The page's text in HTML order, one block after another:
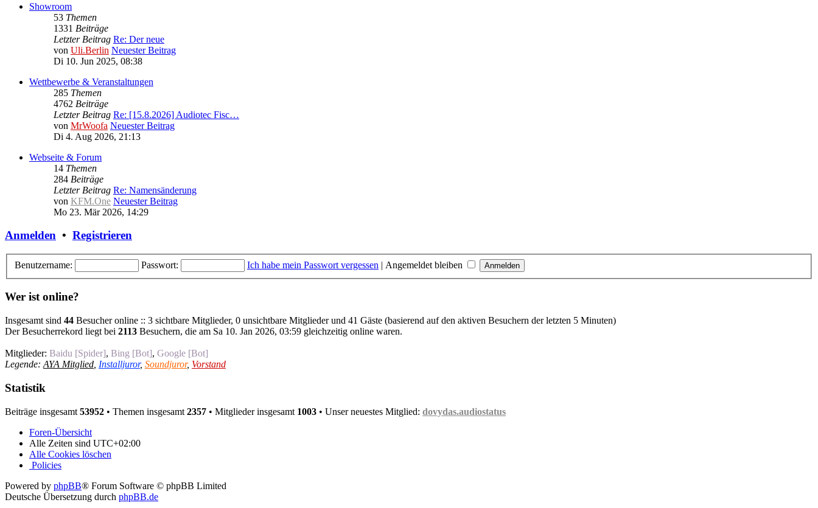
Showroom
53 Themen
1331 Beiträge
Letzter Beitrag Re: Der neue
von Uli.Berlin Neuester Beitrag
Di 10. Jun 2025, 08:38
Wettbewerbe & Veranstaltungen
285 Themen
4762 Beiträge
Letzter Beitrag Re: [15.8.2026] Audiotec Fisc…
von MrWoofa Neuester Beitrag
Di 4. Aug 2026, 21:13
Webseite & Forum
14 Themen
284 Beiträge
Letzter Beitrag Re: Namensänderung
von KFM.One Neuester Beitrag
Mo 23. Mär 2026, 14:29
Anmelden • Registrieren
Benutzername: Passwort: Ich habe mein Passwort vergessen | Angemeldet bleiben
Wer ist online?
Insgesamt sind 44 Besucher online :: 3 sichtbare Mitglieder, 0 unsichtbare Mitglieder und 41 Gäste (basierend auf den aktiven Besuchern der letzten 5 Minuten)
Der Besucherrekord liegt bei 2113 Besuchern, die am Sa 10. Jan 2026, 03:59 gleichzeitig online waren.
Mitglieder: Baidu [Spider], Bing [Bot], Google [Bot]
Legende: AYA Mitglied Installjuror, Soundjuror, Vorstand
Statistik
Beiträge insgesamt 53952 • Themen insgesamt 2357 • Mitglieder insgesamt 1003 • Unser neuestes Mitglied: dovydas.audiostatus
Foren-Übersicht
Alle Zeiten sind UTC+02:00
Alle Cookies löschen
Policies
Powered by phpBB® Forum Software © phpBB Limited
Deutsche Übersetzung durch phpBB.de